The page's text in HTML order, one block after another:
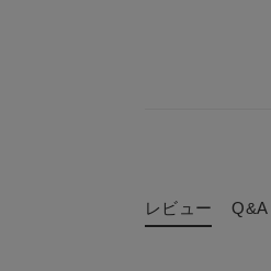
レビュー Q&A